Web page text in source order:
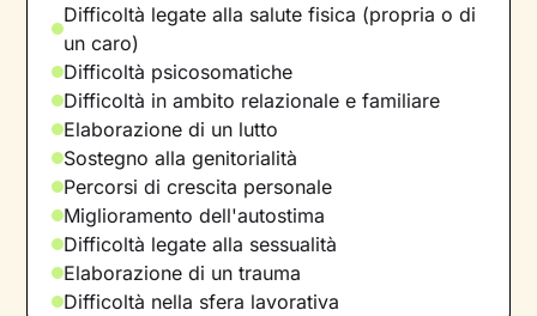
Difficoltà legate alla salute fisica (propria o di
un caro)
Difficoltà psicosomatiche
Difficoltà in ambito relazionale e familiare
Elaborazione di un lutto
Sostegno alla genitorialità
Percorsi di crescita personale
Miglioramento dell'autostima
Difficoltà legate alla sessualità
Elaborazione di un trauma
Difficoltà nella sfera lavorativa